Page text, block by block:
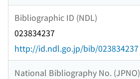
Bibliographic ID (NDL)
023834237
http://id.ndl.go.jp/bib/023834237
National Bibliography No. (JPNO)